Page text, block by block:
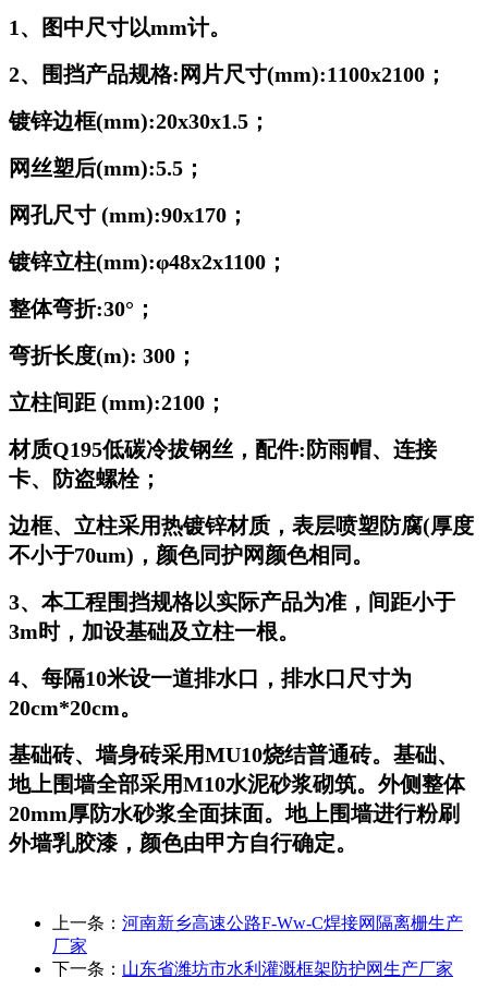
1、图中尺寸以mm计。
2、围挡产品规格:网片尺寸(mm):1100x2100；
镀锌边框(mm):20x30x1.5；
网丝塑后(mm):5.5；
网孔尺寸 (mm):90x170；
镀锌立柱(mm):φ48x2x1100；
整体弯折:30°；
弯折长度(m): 300；
立柱间距 (mm):2100；
材质Q195低碳冷拔钢丝，配件:防雨帽、连接
卡、防盗螺栓；
边框、立柱采用热镀锌材质，表层喷塑防腐(厚度
不小于70um)，颜色同护网颜色相同。
3、本工程围挡规格以实际产品为准，间距小于
3m时，加设基础及立柱一根。
4、每隔10米设一道排水口，排水口尺寸为
20cm*20cm。
基础砖、墙身砖采用MU10烧结普通砖。基础、
地上围墙全部采用M10水泥砂浆砌筑。外侧整体
20mm厚防水砂浆全面抹面。地上围墙进行粉刷
外墙乳胶漆，颜色由甲方自行确定。
上一条： 河南新乡高速公路F-Ww-C焊接网隔离栅生产
厂家
下一条： 山东省潍坊市水利灌溉框架防护网生产厂家